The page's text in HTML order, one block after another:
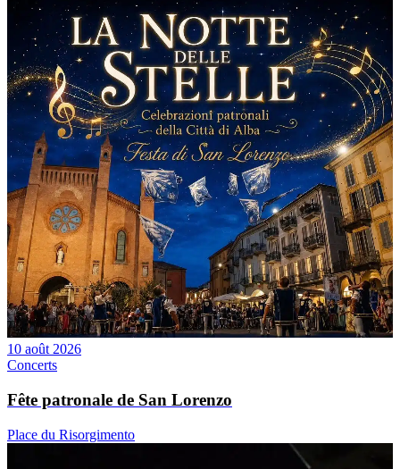
10 août 2026
Concerts
Fête patronale de San Lorenzo
Place du Risorgimento